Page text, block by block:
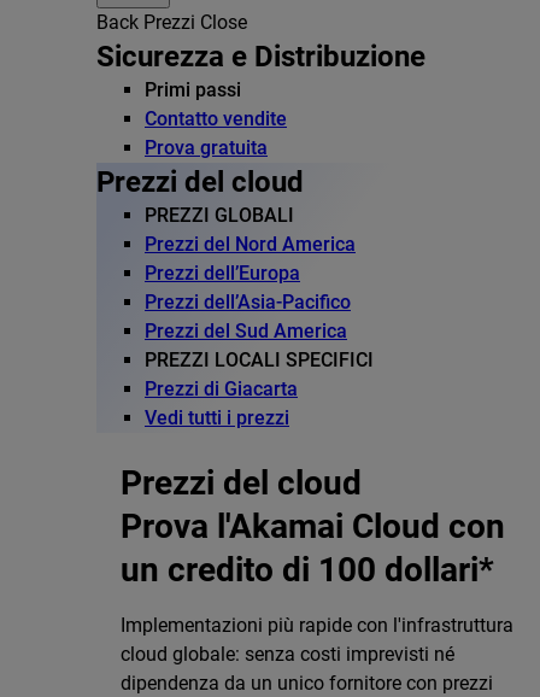
Back Prezzi Close
Sicurezza e Distribuzione
Primi passi
Contatto vendite
Prova gratuita
Prezzi del cloud
PREZZI GLOBALI
Prezzi del Nord America
Prezzi dell’Europa
Prezzi dell’Asia-Pacifico
Prezzi del Sud America
PREZZI LOCALI SPECIFICI
Prezzi di Giacarta
Vedi tutti i prezzi
Prezzi del cloud
Prova l'Akamai Cloud con
un credito di 100 dollari*
Implementazioni più rapide con l'infrastruttura
cloud globale: senza costi imprevisti né
dipendenza da un unico fornitore con prezzi